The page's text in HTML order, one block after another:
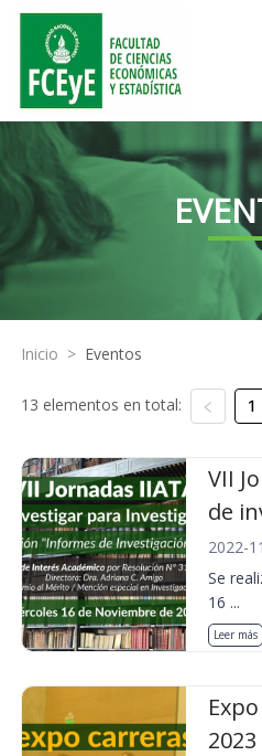
Inicio > Eventos
13 elementos en total: 1
VII
de
2022-
Se
16 ...
Leer más
2023